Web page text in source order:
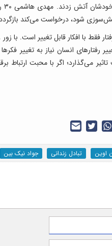
شود، درخواست می‌کند
فقط با افکار قابل تغییر است. با
رفتارهای انسان نیاز به تغییر
می‌گذارد؛ اگر با محبت
اوین تبادل زندانی جواد نیک بین